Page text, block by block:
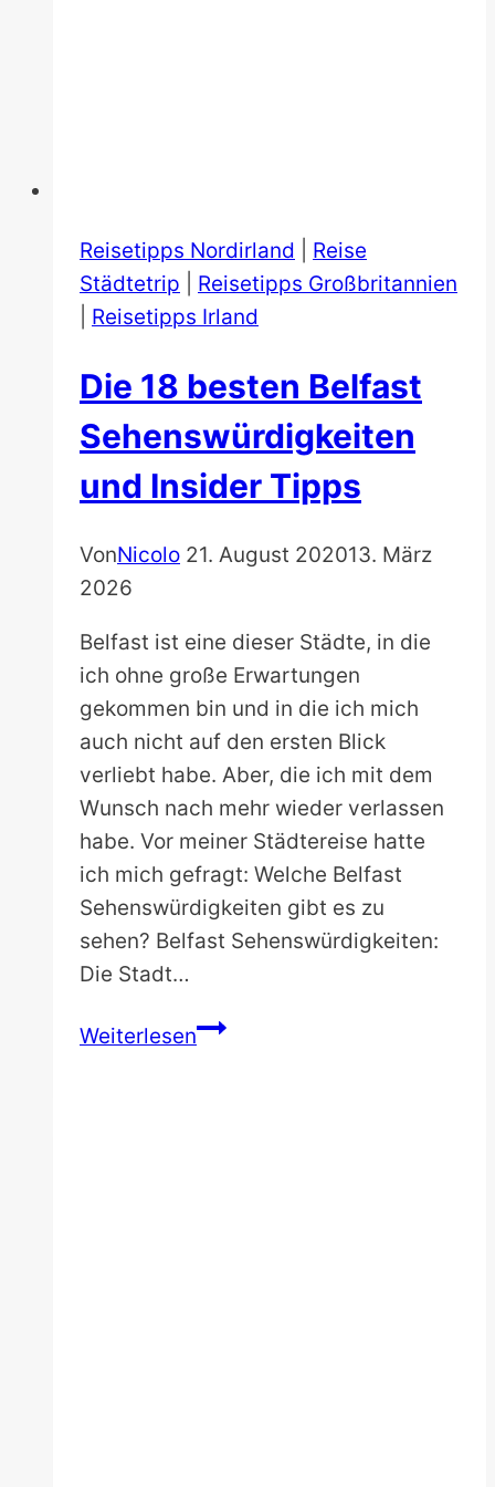
Reisetipps Nordirland
Reise
Städtetrip
Reisetipps Großbritannien
Reisetipps Irland
Die 18 besten Belfast
Sehenswürdigkeiten
und Insider Tipps
VonNicolo 21. August 202013. März
2026
Belfast ist eine dieser Städte, in die
ich ohne große Erwartungen
gekommen bin und in die ich mich
auch nicht auf den ersten Blick
verliebt habe. Aber, die ich mit dem
Wunsch nach mehr wieder verlassen
habe. Vor meiner Städtereise hatte
ich mich gefragt: Welche Belfast
Sehenswürdigkeiten gibt es zu
sehen? Belfast Sehenswürdigkeiten:
Die Stadt…
WeiterlesenDie